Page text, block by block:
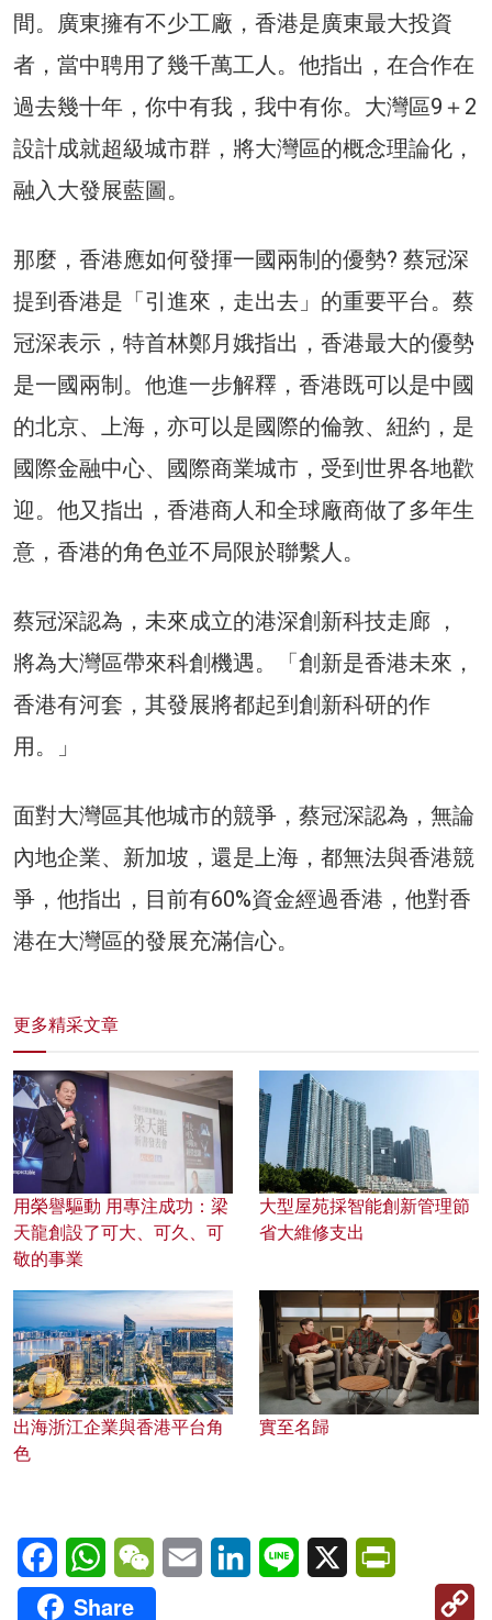
間。廣東擁有不少工廠，香港是廣東最大投資
者，當中聘用了幾千萬工人。他指出，在合作在
過去幾十年，你中有我，我中有你。大灣區9＋2
設計成就超級城市群，將大灣區的概念理論化，
融入大發展藍圖。
那麼，香港應如何發揮一國兩制的優勢? 蔡冠深
提到香港是「引進來，走出去」的重要平台。蔡
冠深表示，特首林鄭月娥指出，香港最大的優勢
是一國兩制。他進一步解釋，香港既可以是中國
的北京、上海，亦可以是國際的倫敦、紐約，是
國際金融中心、國際商業城市，受到世界各地歡
迎。他又指出，香港商人和全球廠商做了多年生
意，香港的角色並不局限於聯繫人。
蔡冠深認為，未來成立的港深創新科技走廊 ，
將為大灣區帶來科創機遇。「創新是香港未來，
香港有河套，其發展將都起到創新科研的作
用。」
面對大灣區其他城市的競爭，蔡冠深認為，無論
內地企業、新加坡，還是上海，都無法與香港競
爭，他指出，目前有60%資金經過香港，他對香
港在大灣區的發展充滿信心。
更多精采文章
用榮譽驅動 用專注成功：梁
天龍創設了可大、可久、可
敬的事業
大型屋苑採智能創新管理節
省大維修支出
出海浙江企業與香港平台角
色
實至名歸
FacebookWhatsAppWeChatEmail LinkedInLine X
Share